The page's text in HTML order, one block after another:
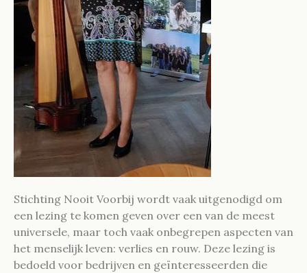
Stichting Nooit Voorbij wordt vaak uitgenodigd om
een lezing te komen geven over een van de meest
universele, maar toch vaak onbegrepen aspecten van
het menselijk leven: verlies en rouw. Deze lezing is
bedoeld voor bedrijven en geïnteresseerden die